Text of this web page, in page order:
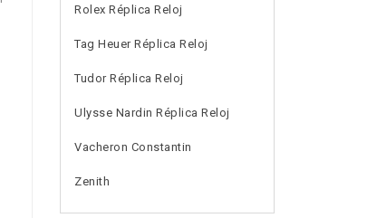
Rolex Réplica Reloj
Tag Heuer Réplica Reloj
Tudor Réplica Reloj
Ulysse Nardin Réplica Reloj
Vacheron Constantin
Zenith